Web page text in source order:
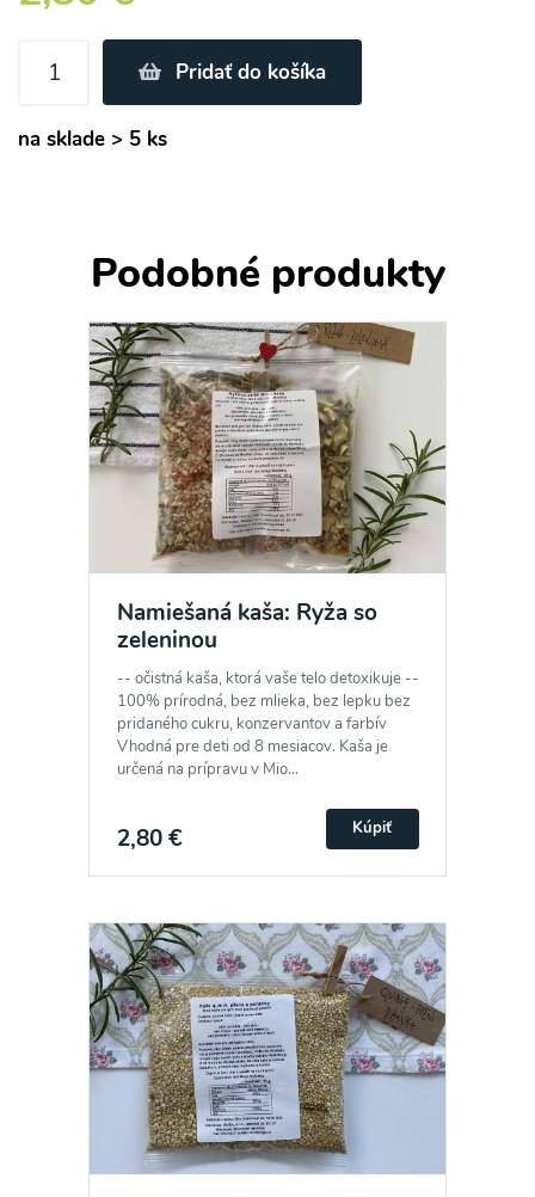
Pridať do košíka
na sklade > 5 ks
Podobné produkty
Namiešaná kaša: Ryža so
zeleninou
-- očistná kaša, ktorá vaše telo detoxikuje --
100% prírodná, bez mlieka, bez lepku bez
pridaného cukru, konzervantov a farbív
Vhodná pre deti od 8 mesiacov. Kaša je
určená na prípravu v Mio...
2,80 € Kúpiť